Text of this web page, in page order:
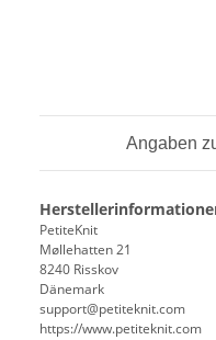
Angaben
PetiteKnit
Møllehatten 21
8240 Risskov
Dänemark
support@petiteknit.com
https://www.petiteknit.com